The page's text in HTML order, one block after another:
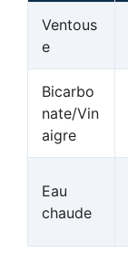
Ventous
e
Bicarbo
nate/Vin
aigre
Eau
chaude